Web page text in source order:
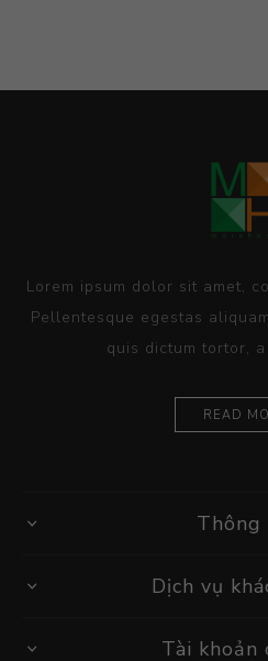
Lorem ipsum dolor sit amet,
Pellentesque egestas
quis dictum tortor,
READ
Thông
Dịch vụ
Tài khoản